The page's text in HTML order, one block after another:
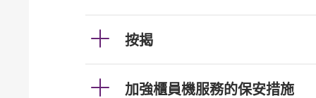
按揭
加強櫃員機服務的保安措施